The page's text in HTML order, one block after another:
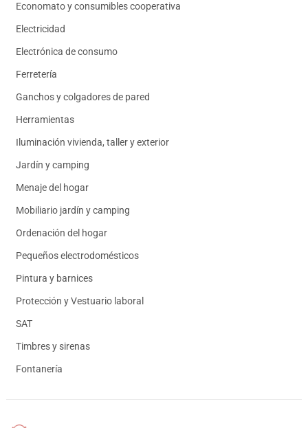
Economato y consumibles cooperativa
Electricidad
Electrónica de consumo
Ferretería
Ganchos y colgadores de pared
Herramientas
Iluminación vivienda, taller y exterior
Jardín y camping
Menaje del hogar
Mobiliario jardín y camping
Ordenación del hogar
Pequeños electrodomésticos
Pintura y barnices
Protección y Vestuario laboral
SAT
Timbres y sirenas
Fontanería